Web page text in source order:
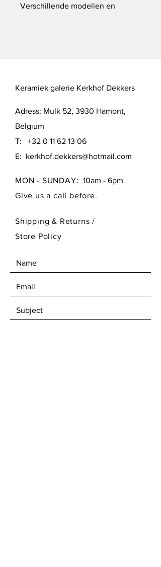
Verschillende modellen en
Keramiek galerie Kerkhof Dekkers
Adress: Mulk 52, 3930 Hamont,
Belgium
T: +32 0 11 62 13 06
E: kerkhof.dekkers@hotmail.com
MON - SUNDAY: 10am - 6pm
Give us a call before.
Shipping & Returns /
Store Policy